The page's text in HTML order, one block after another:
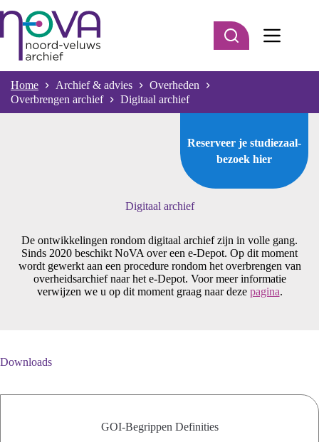
naar
inhoud
Home Archief & advies
Overheden
Overbrengen archief
Digitaal archief
Reserveer je studiezaal-
bezoek hier
Digitaal archief
De ontwikkelingen rondom digitaal archief zijn in volle gang.
Sinds 2020 beschikt NoVA over een e-Depot. Op dit moment
wordt gewerkt aan een procedure rondom het overbrengen van
overheidsarchief naar het e-Depot. Voor meer informatie
verwijzen we u op dit moment graag naar deze pagina.
Downloads
GOI-Begrippen Definities